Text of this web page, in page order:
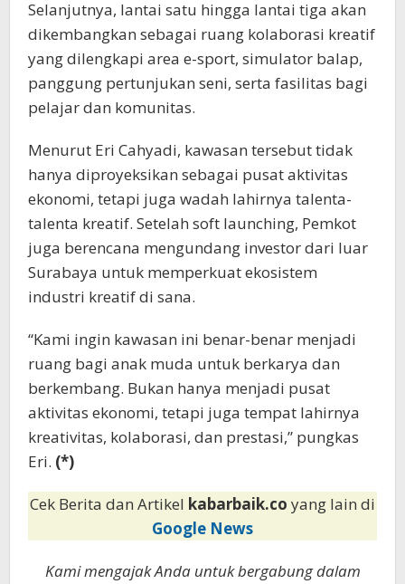
Selanjutnya, lantai satu hingga lantai tiga akan
dikembangkan sebagai ruang kolaborasi kreatif
yang dilengkapi area e-sport, simulator balap,
panggung pertunjukan seni, serta fasilitas bagi
pelajar dan komunitas.
Menurut Eri Cahyadi, kawasan tersebut tidak
hanya diproyeksikan sebagai pusat aktivitas
ekonomi, tetapi juga wadah lahirnya talenta-
talenta kreatif. Setelah soft launching, Pemkot
juga berencana mengundang investor dari luar
Surabaya untuk memperkuat ekosistem
industri kreatif di sana.
“Kami ingin kawasan ini benar-benar menjadi
ruang bagi anak muda untuk berkarya dan
berkembang. Bukan hanya menjadi pusat
aktivitas ekonomi, tetapi juga tempat lahirnya
kreativitas, kolaborasi, dan prestasi,” pungkas
Eri. (*)
Cek Berita dan Artikel kabarbaik.co yang lain di
Google News
Kami mengajak Anda untuk bergabung dalam